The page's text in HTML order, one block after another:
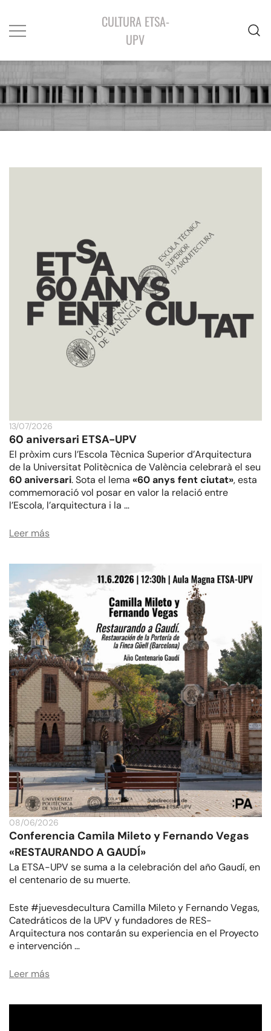
CULTURA ETSA-
UPV
13/07/2026
60 aniversari ETSA-UPV
El pròxim curs l’Escola Tècnica Superior d’Arquitectura
de la Universitat Politècnica de València celebrarà el seu
60 aniversari. Sota el lema «60 anys fent ciutat», esta
commemoració vol posar en valor la relació entre
l’Escola, l’arquitectura i la …
Leer más
08/06/2026
Conferencia Camila Mileto y Fernando Vegas
«RESTAURANDO A GAUDÍ»
La ETSA-UPV se suma a la celebración del año Gaudí, en
el centenario de su muerte.
Este #juevesdecultura Camilla Mileto y Fernando Vegas,
Catedráticos de la UPV y fundadores de RES-
Arquitectura nos contarán su experiencia en el Proyecto
e intervención …
Leer más